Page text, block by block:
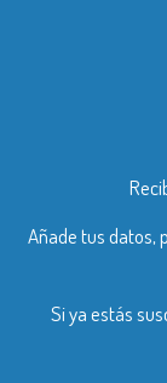
Añade tus datos,
Si ya estás